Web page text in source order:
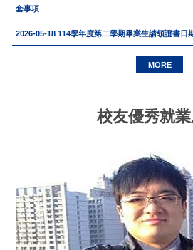
套事項
2026-05-18 114學年度第二學期畢業生請領證書日
MORE
校友優秀就